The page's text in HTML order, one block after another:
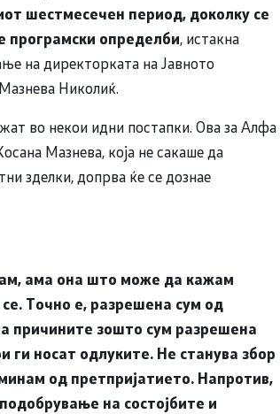
шестмесечен период, доколку се
програмски определби, истакна
на директорката на Јавното
Николиќ.
во некои идни постапки. Ова за Алфа
Мазнева, која не сакаше да
зделки, допрва ќе се дознае
ама она што може да кажам
Точно е, разрешена сум од
причините зошто сум разрешена
носат одлуките. Не станува збор
од претпријатието. Напротив,
на состојбите и